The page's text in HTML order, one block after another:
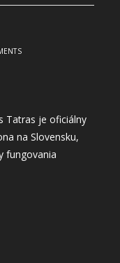
Tatras je oficiálny
na Slovensku,
fungovania